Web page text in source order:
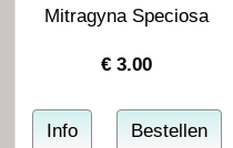
Mitragyna Speciosa
€3.00